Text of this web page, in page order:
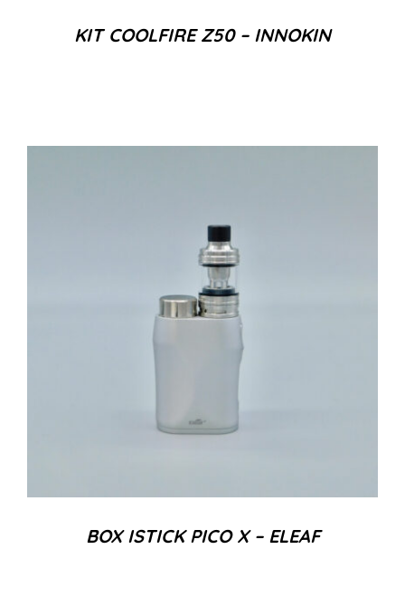
KIT COOLFIRE Z50 – INNOKIN
BOX ISTICK PICO X – ELEAF